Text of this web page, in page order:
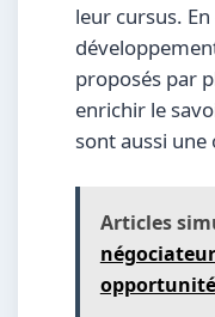
leur cursus.
proposés par
enrichir le
sont aussi
Articles